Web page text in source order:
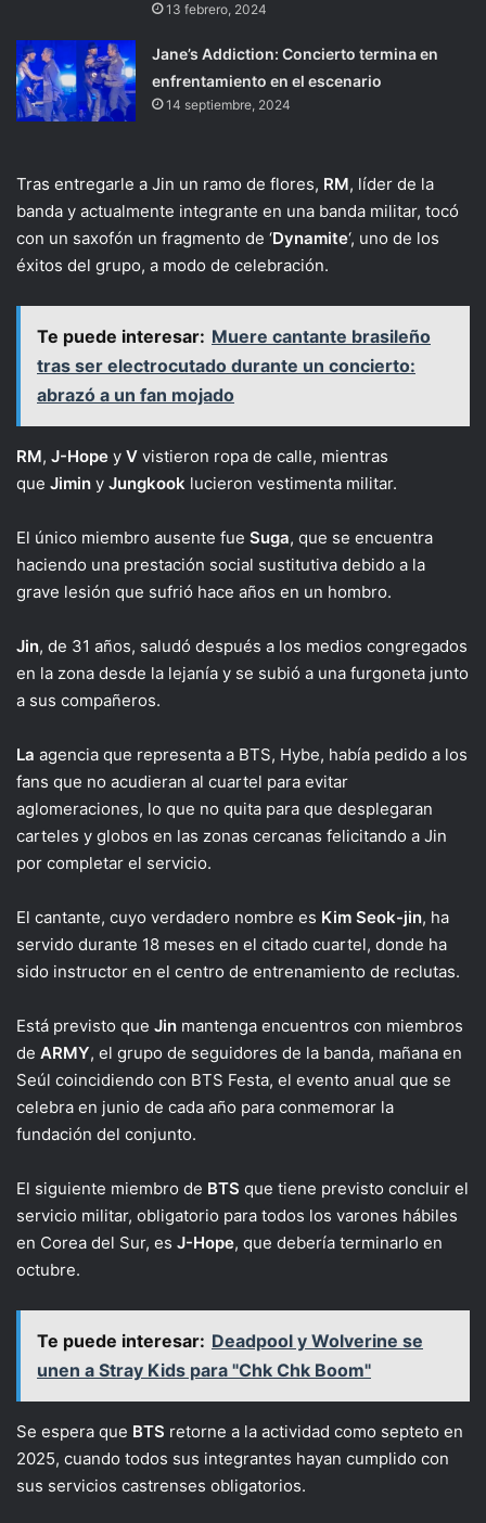
13 febrero, 2024
Jane’s Addiction: Concierto termina en
enfrentamiento en el escenario
14 septiembre, 2024
Tras entregarle a Jin un ramo de flores, RM, líder de la
banda y actualmente integrante en una banda militar, tocó
con un saxofón un fragmento de ‘Dynamite‘, uno de los
éxitos del grupo, a modo de celebración.
Te puede interesar: Muere cantante brasileño
tras ser electrocutado durante un concierto:
abrazó a un fan mojado
RM, J-Hope y V vistieron ropa de calle, mientras
que Jimin y Jungkook lucieron vestimenta militar.
El único miembro ausente fue Suga, que se encuentra
haciendo una prestación social sustitutiva debido a la
grave lesión que sufrió hace años en un hombro.
Jin, de 31 años, saludó después a los medios congregados
en la zona desde la lejanía y se subió a una furgoneta junto
a sus compañeros.
La agencia que representa a BTS, Hybe, había pedido a los
fans que no acudieran al cuartel para evitar
aglomeraciones, lo que no quita para que desplegaran
carteles y globos en las zonas cercanas felicitando a Jin
por completar el servicio.
El cantante, cuyo verdadero nombre es Kim Seok-jin, ha
servido durante 18 meses en el citado cuartel, donde ha
sido instructor en el centro de entrenamiento de reclutas.
Está previsto que Jin mantenga encuentros con miembros
de ARMY, el grupo de seguidores de la banda, mañana en
Seúl coincidiendo con BTS Festa, el evento anual que se
celebra en junio de cada año para conmemorar la
fundación del conjunto.
El siguiente miembro de BTS que tiene previsto concluir el
servicio militar, obligatorio para todos los varones hábiles
en Corea del Sur, es J-Hope, que debería terminarlo en
octubre.
Te puede interesar: Deadpool y Wolverine se
unen a Stray Kids para "Chk Chk Boom"
Se espera que BTS retorne a la actividad como septeto en
2025, cuando todos sus integrantes hayan cumplido con
sus servicios castrenses obligatorios.